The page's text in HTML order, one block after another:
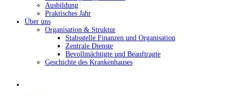
Ausbildung
Praktisches Jahr
Über uns
Organisation & Struktur
Stabsstelle Finanzen und Organisation
Zentrale Dienste
Bevollmächtigte und Beauftragte
Geschichte des Krankenhauses